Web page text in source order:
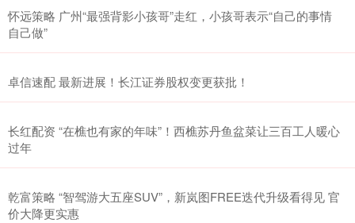
怀远策略 广州“最强背影小孩哥”走红，小孩哥表示“自己的事情
自己做”
卓信速配 最新进展！长江证券股权变更获批！
长红配资 “在樵也有家的年味”！西樵苏丹鱼盆菜让三百工人暖心
过年
乾富策略 “智驾游大五座SUV”，新岚图FREE迭代升级看得见 官
价大降更实惠